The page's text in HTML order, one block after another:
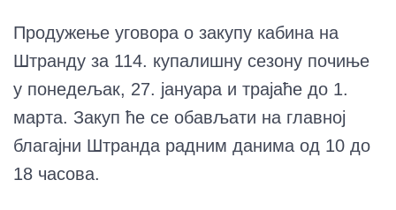
Продужење уговора о закупу кабина на
Штранду за 114. купалишну сезону почиње
у понедељак, 27. јануара и трајаће до 1.
марта. Закуп ће се обављати на главној
благајни Штранда радним данима од 10 до
18 часова.